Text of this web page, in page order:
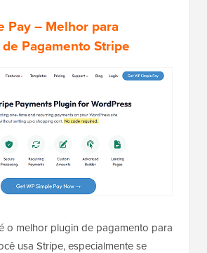
Pay– Melhor para
Pagamento Stripe
o melhor plugin de pagamento para
usa Stripe, especialmente se